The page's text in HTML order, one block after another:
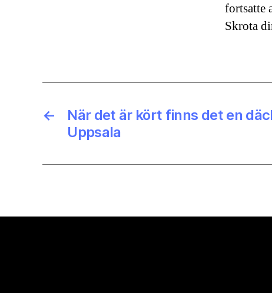
fortsatte
Skrota
←
När det är kört finns det en
Uppsala